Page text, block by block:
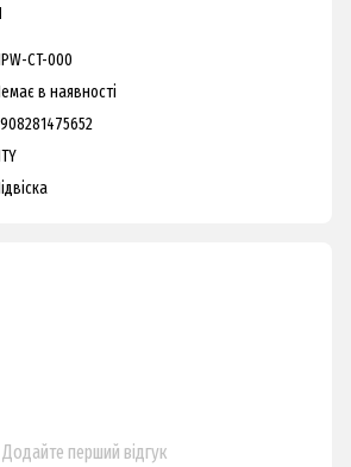
CT-000
в наявності
Додайте перший відгук